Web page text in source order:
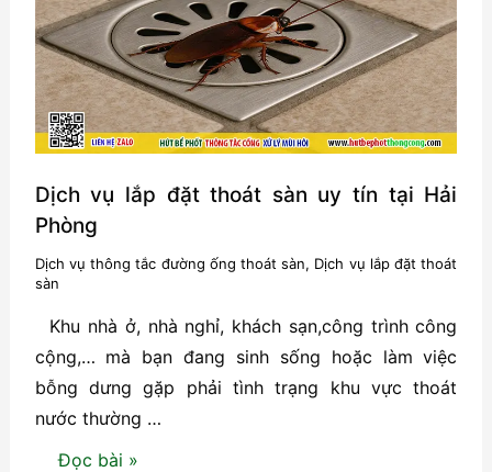
Dịch vụ lắp đặt thoát sàn uy tín tại Hải
Phòng
Dịch vụ thông tắc đường ống thoát sàn, Dịch vụ lắp đặt thoát
sàn
Khu nhà ở, nhà nghỉ, khách sạn,công trình công
cộng,… mà bạn đang sinh sống hoặc làm việc
bỗng dưng gặp phải tình trạng khu vực thoát
nước thường …
Dịch
Đọc bài »